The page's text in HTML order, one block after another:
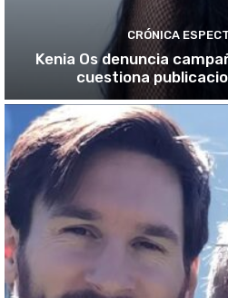
CRÓNICA
Kenia Os denuncia
cuestiona